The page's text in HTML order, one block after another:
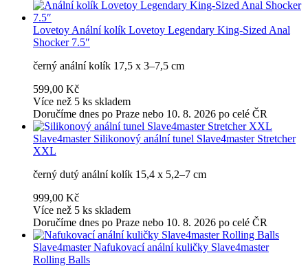
Lovetoy Anální kolík Lovetoy Legendary King-Sized Anal
Shocker 7.5″
černý anální kolík 17,5 x 3–7,5 cm
599,00 Kč
Více než 5 ks skladem
Doručíme dnes po Praze nebo 10. 8. 2026 po celé ČR
Slave4master Silikonový anální tunel Slave4master Stretcher
XXL
černý dutý anální kolík 15,4 x 5,2–7 cm
999,00 Kč
Více než 5 ks skladem
Doručíme dnes po Praze nebo 10. 8. 2026 po celé ČR
Slave4master Nafukovací anální kuličky Slave4master
Rolling Balls